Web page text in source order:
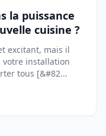
la puissance
cuisine ?
excitant, mais il
votre installation
tous [&#82...